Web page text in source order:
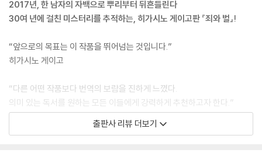
도질문에 걸려든 것이다.
--- p.175
나도 똑같은 눈빛인지 모른다, 라고 미레이는 생각했다. 범인이 자백을 했
고 이제 사건의 진상은 다 밝혀졌다고 모두들 말한다. 그리고 그 진상을 바
못하는 사람이 있다. 그건 이 세상에 어머니와 자신뿐이라고 미레이는 생
각했었다. 그런데 그런 사람이 또 있었다. 가해자의 가족도 역시 이 일을 받
아들이지 못하고 있다…….
2017년, 한 남자의 자백으로 뿌리부터 뒤흔들린다
30여 년에 걸친 미스터리를 추적하는, 히가시노 게이고판 『죄와 벌』!
“앞으로의 목표는 이 작품을 뛰어넘는 것입니다.”
히가시노 게이고
“다른 어떤 작품보다 번역의 보람을 진하게 느꼈다.
의미 있는 독서를 원하는 모든 이들에게 강력하게 추천하고자 한다.”
옮긴이 양윤옥
출판사 리뷰 더보기